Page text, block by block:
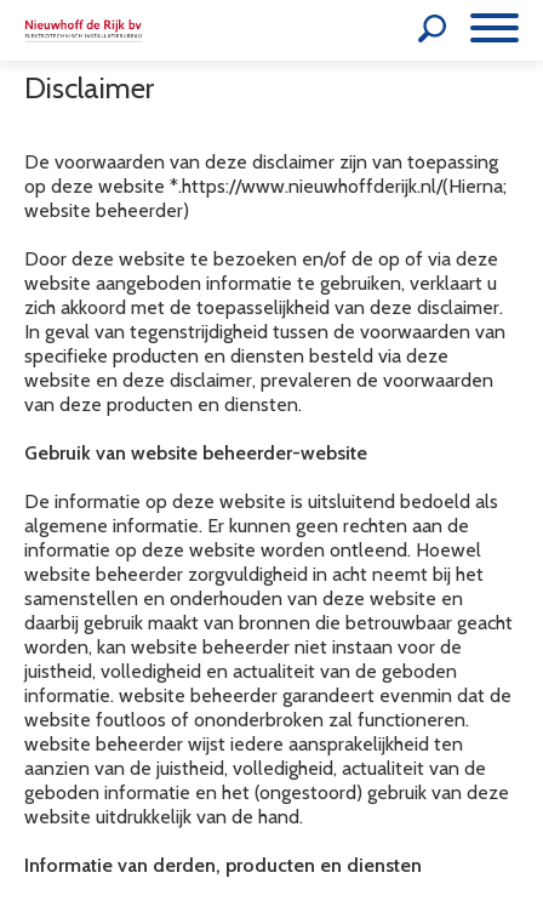
Disclaimer
De voorwaarden van deze disclaimer zijn van toepassing
op deze website *.https://www.nieuwhoffderijk.nl/(Hierna;
website beheerder)
Door deze website te bezoeken en/of de op of via deze
website aangeboden informatie te gebruiken, verklaart u
zich akkoord met de toepasselijkheid van deze disclaimer.
In geval van tegenstrijdigheid tussen de voorwaarden van
specifieke producten en diensten besteld via deze
website en deze disclaimer, prevaleren de voorwaarden
van deze producten en diensten.
Gebruik van website beheerder-website
De informatie op deze website is uitsluitend bedoeld als
algemene informatie. Er kunnen geen rechten aan de
informatie op deze website worden ontleend. Hoewel
website beheerder zorgvuldigheid in acht neemt bij het
samenstellen en onderhouden van deze website en
daarbij gebruik maakt van bronnen die betrouwbaar geacht
worden, kan website beheerder niet instaan voor de
juistheid, volledigheid en actualiteit van de geboden
informatie. website beheerder garandeert evenmin dat de
website foutloos of ononderbroken zal functioneren.
website beheerder wijst iedere aansprakelijkheid ten
aanzien van de juistheid, volledigheid, actualiteit van de
geboden informatie en het (ongestoord) gebruik van deze
website uitdrukkelijk van de hand.
Informatie van derden, producten en diensten